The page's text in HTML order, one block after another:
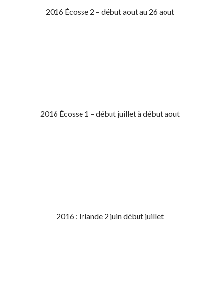
2016 Écosse 2 – début aout au 26 aout
2016 Écosse 1 – début juillet à début aout
2016 : Irlande 2 juin début juillet